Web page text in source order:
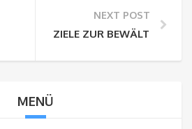
NEXT POST
ZIELE ZUR BEWÄLTIGUNG
MENÜ